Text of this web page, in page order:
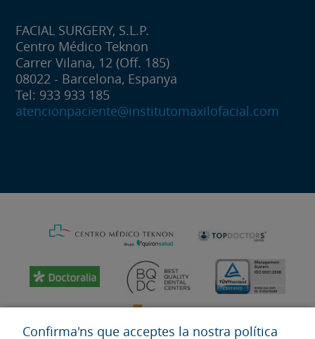
FACIAL SURGERY, S.L.P.
Centro Médico Teknon
Carrer Vilana, 12 (Off. 185)
08022 - Barcelona, Espanya
Tel: 933 933 185
atencionpaciente@institutomaxilofacial.com
Confirma'ns que acceptes la nostra política